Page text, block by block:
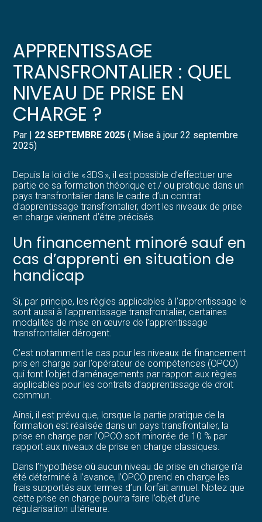
Gérer votre quotidien
Piloter votre entreprise
Développer votre entreprise
Construire votre patrimoine
Structurer votre croissance
Être prêt pour la facturation
électronique
Suivre votre comptabilité
Gérer vos ressources humaines
Dématérialiser vos documents
APPRENTISSAGE
TRANSFRONTALIER : QUEL
NIVEAU DE PRISE EN
CHARGE ?
Par | 22 SEPTEMBRE 2025 ( Mise à jour 22 septembre
2025)
Depuis la loi dite « 3DS », il est possible d’effectuer une
partie de sa formation théorique et / ou pratique dans un
pays transfrontalier dans le cadre d’un contrat
d’apprentissage transfrontalier, dont les niveaux de prise
en charge viennent d’être précisés.
Un financement minoré sauf en
cas d’apprenti en situation de
handicap
Si, par principe, les règles applicables à l’apprentissage le
sont aussi à l’apprentissage transfrontalier, certaines
modalités de mise en œuvre de l’apprentissage
transfrontalier dérogent.
C’est notamment le cas pour les niveaux de financement
pris en charge par l’opérateur de compétences (OPCO)
qui font l’objet d’aménagements par rapport aux règles
applicables pour les contrats d’apprentissage de droit
commun.
Ainsi, il est prévu que, lorsque la partie pratique de la
formation est réalisée dans un pays transfrontalier, la
prise en charge par l’OPCO soit minorée de 10 % par
rapport aux niveaux de prise en charge classiques.
Dans l’hypothèse où aucun niveau de prise en charge n’a
été déterminé à l’avance, l’OPCO prend en charge les
frais supportés aux termes d’un forfait annuel. Notez que
cette prise en charge pourra faire l’objet d’une
régularisation ultérieure.